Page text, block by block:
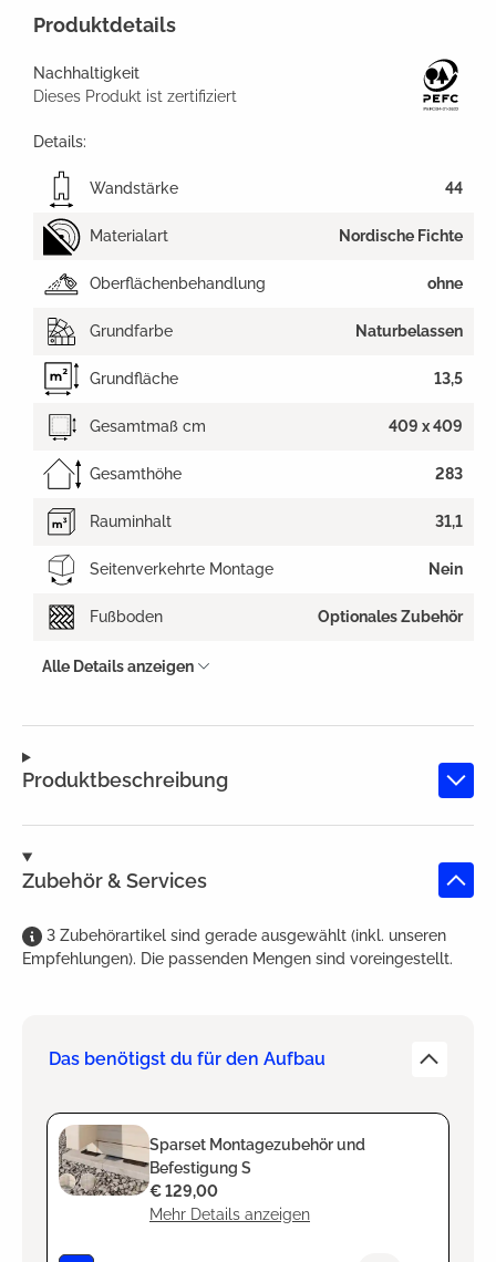
Produktbeschreibung
Zubehör & Services
3 Zubehörartikel sind gerade ausgewählt (inkl. unseren
Empfehlungen). Die passenden Mengen sind voreingestellt.
Das benötigst du für den Aufbau
Sparset Montagezubehör und
Befestigung S
Mehr Details anzeigen
€ 129,00
Produktdetails
Nachhaltigkeit
Dieses Produkt ist zertifiziert
Details:
Wandstärke 44
Materialart Nordische Fichte
Oberflächenbehandlung ohne
Grundfarbe Naturbelassen
Grundfläche 13,5
Gesamtmaß cm 409 x 409
Gesamthöhe 283
Rauminhalt 31,1
Seitenverkehrte Montage Nein
Fußboden Optionales Zubehör
Alle Details anzeigen